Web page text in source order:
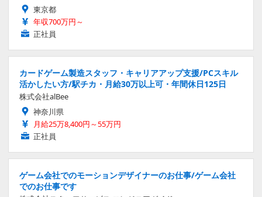
東京都
年収700万円～
正社員
カードゲーム製造スタッフ・キャリアアップ支援/PCスキル
活かしたい方/駅チカ・月給30万以上可・年間休日125日
株式会社alBee
神奈川県
月給25万8,400円～55万円
正社員
ゲーム会社でのモーションデザイナーのお仕事/ゲーム会社
でのお仕事です